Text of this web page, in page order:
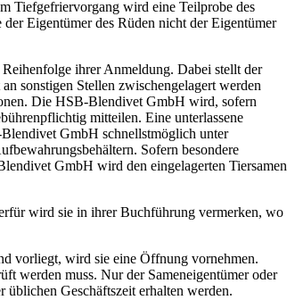
Tiefgefriervorgang wird eine Teilprobe des
Eigentümer des Rüden nicht der Eigentümer
ihrer Anmeldung. Dabei stellt der
sonstigen Stellen zwischengelagert werden
Die HSB-Blendivet GmbH wird, sofern
mitteilen. Eine unterlassene
GmbH schnellstmöglich unter
Sofern besondere
GmbH wird den eingelagerten Tiersamen
wird sie in ihrer Buchführung vermerken, wo
vorliegt, wird sie eine Öffnung vornehmen.
werden muss. Nur der Sameneigentümer oder
Geschäftszeit erhalten werden.